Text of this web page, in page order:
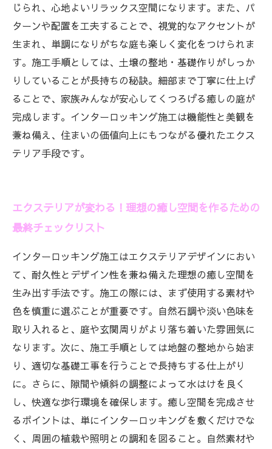
じられ、心地よいリラックス空間になります。また、パ
ターンや配置を工夫することで、視覚的なアクセントが
生まれ、単調になりがちな庭も楽しく変化をつけられま
す。施工手順としては、土壌の整地・基礎作りがしっか
りしていることが長持ちの秘訣。細部まで丁寧に仕上げ
ることで、家族みんなが安心してくつろげる癒しの庭が
完成します。インターロッキング施工は機能性と美観を
兼ね備え、住まいの価値向上にもつながる優れたエクス
テリア手段です。
エクステリアが変わる！理想の癒し空間を作るための
最終チェックリスト
インターロッキング施工はエクステリアデザインにおい
て、耐久性とデザイン性を兼ね備えた理想の癒し空間を
生み出す手法です。施工の際には、まず使用する素材や
色を慎重に選ぶことが重要です。自然石調や淡い色味を
取り入れると、庭や玄関周りがより落ち着いた雰囲気に
なります。次に、施工手順としては地盤の整地から始ま
り、適切な基礎工事を行うことで長持ちする仕上がり
に。さらに、隙間や傾斜の調整によって水はけを良く
し、快適な歩行環境を確保します。癒し空間を完成させ
るポイントは、単にインターロッキングを敷くだけでな
く、周囲の植栽や照明との調和を図ること。自然素材や